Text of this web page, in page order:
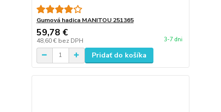
Gumová hadica MANITOU 251365
59,78 €
48,60 € bez DPH 3-7 dni
Pridať do košíka